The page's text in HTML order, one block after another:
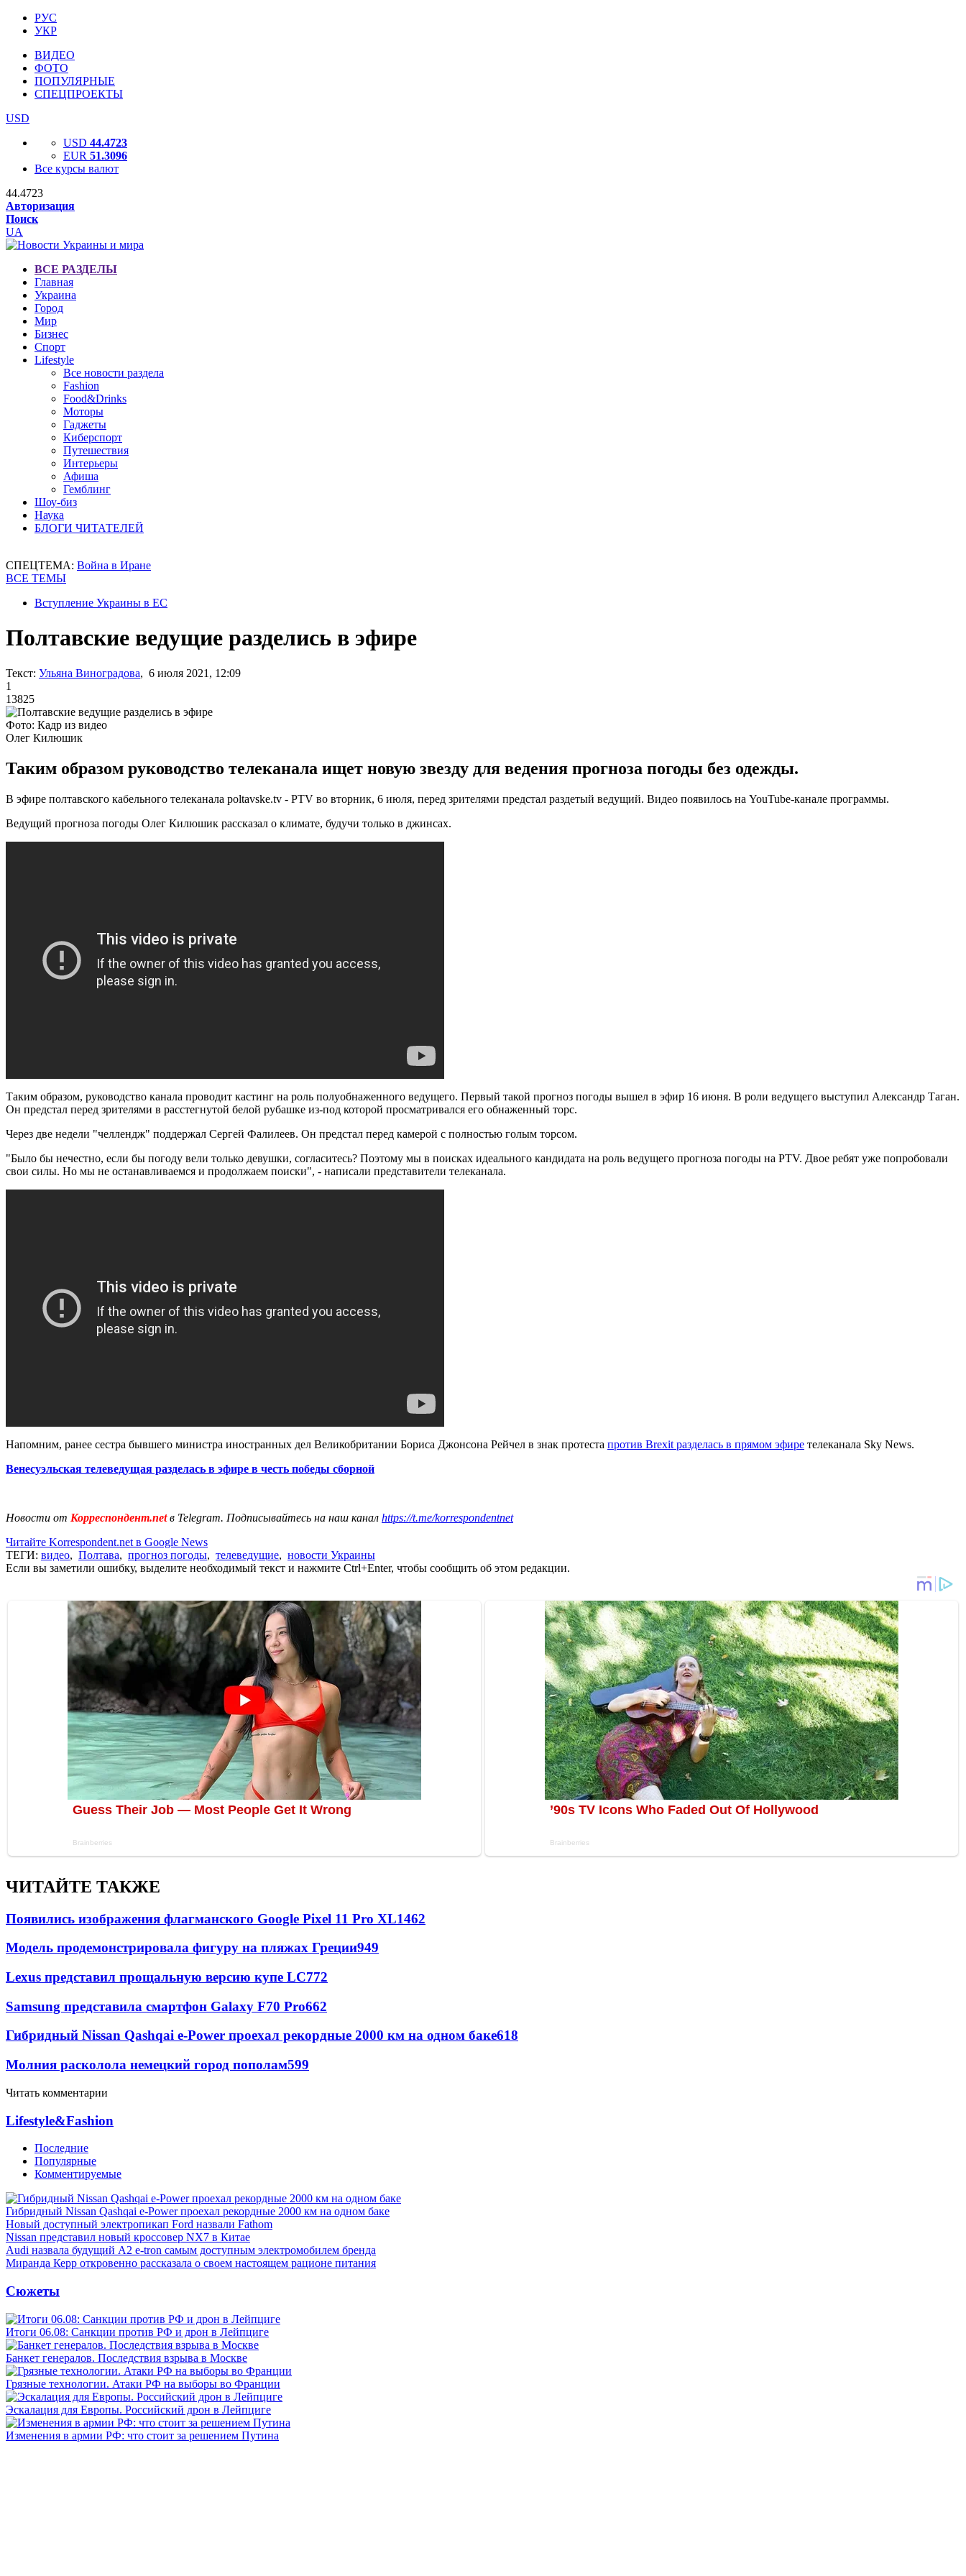
РУС
УКР
ВИДЕО
ФОТО
ПОПУЛЯРНЫЕ
СПЕЦПРОЕКТЫ
USD
USD 44.4723
EUR 51.3096
Все курсы валют
44.4723
Авторизация
Поиск
UA
ВСЕ РАЗДЕЛЫ
Главная
Украина
Город
Мир
Бизнес
Спорт
Lifestyle
Все новости раздела
Fashion
Food&Drinks
Моторы
Гаджеты
Киберспорт
Путешествия
Интерьеры
Афиша
Гемблинг
Шоу-биз
Наука
БЛОГИ ЧИТАТЕЛЕЙ
СПЕЦТЕМА: Война в Иране
ВСЕ ТЕМЫ
Вступление Украины в ЕС
Полтавские ведущие разделись в эфире
Текст: Ульяна Виноградова, 6 июля 2021, 12:09
1
13825
Фото: Кадр из видео
Олег Килюшик
Таким образом руководство телеканала ищет новую звезду для ведения прогноза погоды без одежды.
В эфире полтавского кабельного телеканала poltavske.tv - PTV во вторник, 6 июля, перед зрителями предстал раздетый ведущий. Видео появилось на YouTube-канале программы.
Ведущий прогноза погоды Олег Килюшик рассказал о климате, будучи только в джинсах.
Таким образом, руководство канала проводит кастинг на роль полуобнаженного ведущего. Первый такой прогноз погоды вышел в эфир 16 июня. В роли ведущего выступил Александр Таган.
Он предстал перед зрителями в расстегнутой белой рубашке из-под которой просматривался его обнаженный торс.
Через две недели "челлендж" поддержал Сергей Фалилеев. Он предстал перед камерой с полностью голым торсом.
"Было бы нечестно, если бы погоду вели только девушки, согласитесь? Поэтому мы в поисках идеального кандидата на роль ведущего прогноза погоды на PTV. Двое ребят уже попробовали
свои силы. Но мы не останавливаемся и продолжаем поиски", - написали представители телеканала.
Напомним, ранее сестра бывшего министра иностранных дел Великобритании Бориса Джонсона Рейчел в знак протеста против Brexit разделась в прямом эфире телеканала Sky News.
Венесуэльская телеведущая разделась в эфире в честь победы сборной
Новости от Корреспондент.netв Telegram. Подписывайтесь на наш канал https://t.me/korrespondentnet
Читайте Korrespondent.net в Google News
ТЕГИ: видео, Полтава, прогноз погоды, телеведущие, новости Украины
Если вы заметили ошибку, выделите необходимый текст и нажмите Ctrl+Enter, чтобы сообщить об этом редакции.
ЧИТАЙТЕ ТАКЖЕ
Появились изображения флагманского Google Pixel 11 Pro XL1462
Модель продемонстрировала фигуру на пляжах Греции949
Lexus представил прощальную версию купе LC772
Samsung представила смартфон Galaxy F70 Pro662
Гибридный Nissan Qashqai e-Power проехал рекордные 2000 км на одном баке618
Молния расколола немецкий город пополам599
Читать комментарии
Lifestyle&Fashion
Последние
Популярные
Комментируемые
Гибридный Nissan Qashqai e-Power проехал рекордные 2000 км на одном баке
Новый доступный электропикап Ford назвали Fathom
Nissan представил новый кроссовер NX7 в Китае
Audi назвала будущий A2 e-tron самым доступным электромобилем бренда
Миранда Керр откровенно рассказала о своем настоящем рационе питания
Сюжеты
Итоги 06.08: Санкции против РФ и дрон в Лейпциге
Банкет генералов. Последствия взрыва в Москве
Грязные технологии. Атаки РФ на выборы во Франции
Эскалация для Европы. Российский дрон в Лейпциге
Изменения в армии РФ: что стоит за решением Путина